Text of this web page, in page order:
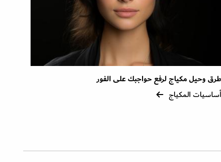
طرق وحيل مكياج لرفع حواجبك على الفور
أساسيات المكياج